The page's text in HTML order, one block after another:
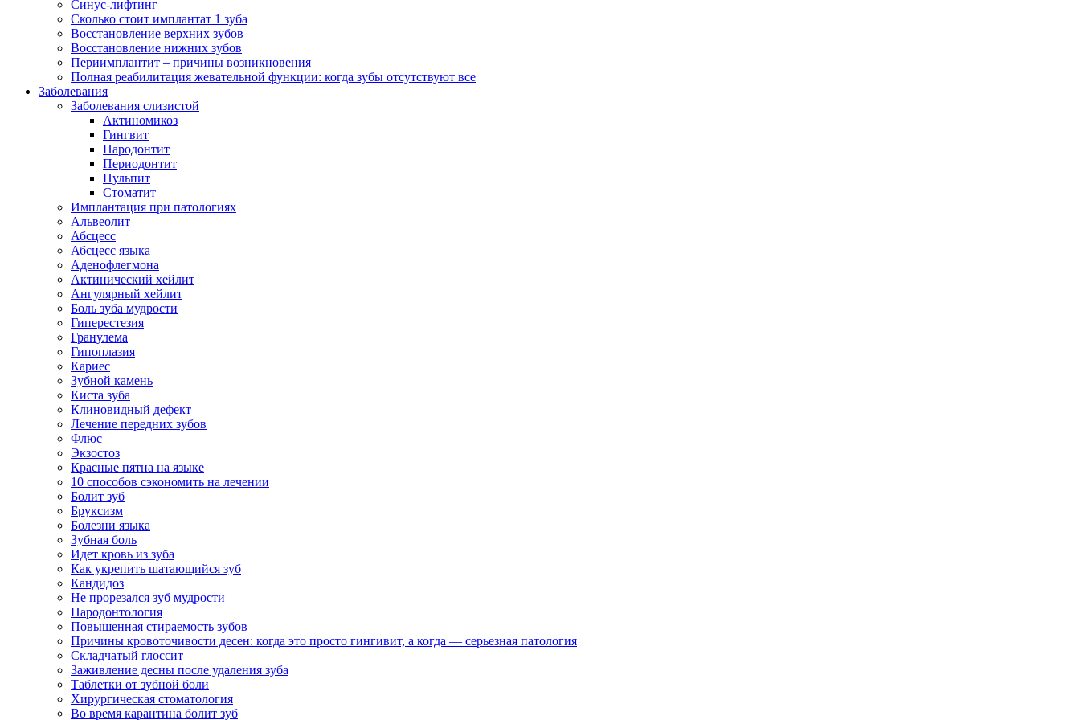
Синус-лифтинг
Сколько стоит имплантат 1 зуба
Восстановление верхних зубов
Восстановление нижних зубов
Периимплантит – причины возникновения
Полная реабилитация жевательной функции: когда зубы отсутствуют все
Заболевания
Заболевания слизистой
Актиномикоз
Гингвит
Пародонтит
Периодонтит
Пульпит
Стоматит
Имплантация при патологиях
Альвеолит
Абсцесс
Абсцесс языка
Аденофлегмона
Актинический хейлит
Ангулярный хейлит
Боль зуба мудрости
Гиперестезия
Гранулема
Гипоплазия
Кариес
Зубной камень
Киста зуба
Клиновидный дефект
Лечение передних зубов
Флюс
Экзостоз
Красные пятна на языке
10 способов сэкономить на лечении
Болит зуб
Бруксизм
Болезни языка
Зубная боль
Идет кровь из зуба
Как укрепить шатающийся зуб
Кандидоз
Не прорезался зуб мудрости
Пародонтология
Повышенная стираемость зубов
Причины кровоточивости десен: когда это просто гингивит, а когда — серьезная патология
Складчатый глоссит
Заживление десны после удаления зуба
Таблетки от зубной боли
Хирургическая стоматология
Во время карантина болит зуб